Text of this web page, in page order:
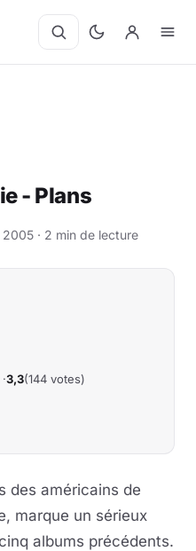
- Plans
2005 · 2 min de lecture
3,3(144 votes)
des américains de
marque un sérieux
albums précédents.